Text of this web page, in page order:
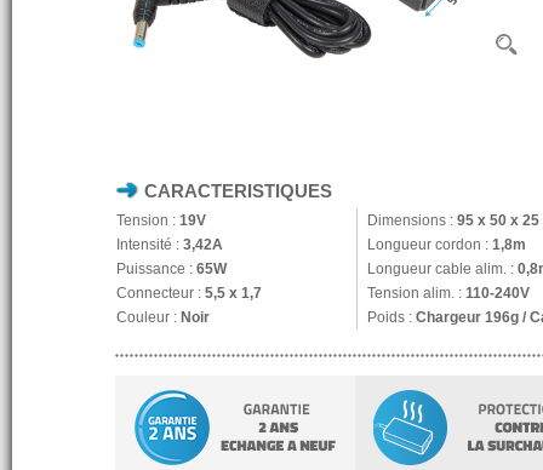
CARACTERISTIQUES
Tension : 19V Dimensions : 95 x 50 x 25
Intensité : 3,42A Longueur cordon : 1,8m
Puissance : 65W Longueur cable alim. :
Connecteur : 5,5 x 1,7 Tension alim. : 110-240V
Couleur : Noir Poids : Chargeur 196g /